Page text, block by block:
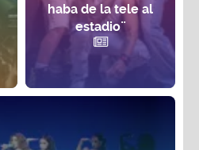
haba de la tele al
estadio¨